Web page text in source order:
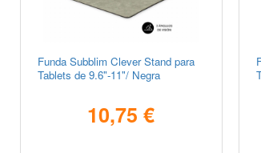
Funda Subblim Clever Stand para
Tablets de 9.6"-11"/ Negra
10,75 €